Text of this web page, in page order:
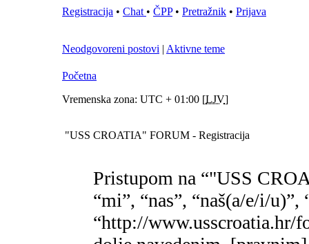
Registracija • Chat • ČPP• Pretražnik • Prijava
Neodgovoreni postovi | Aktivne teme
Početna
Vremenska zona: UTC + 01:00 [LJV]
"USS CROATIA" FORUM - Registracija
Pristupom na “"USS
“mi”, “nas”, “naš(a/e/i/
“http://www.usscroatia.hr/